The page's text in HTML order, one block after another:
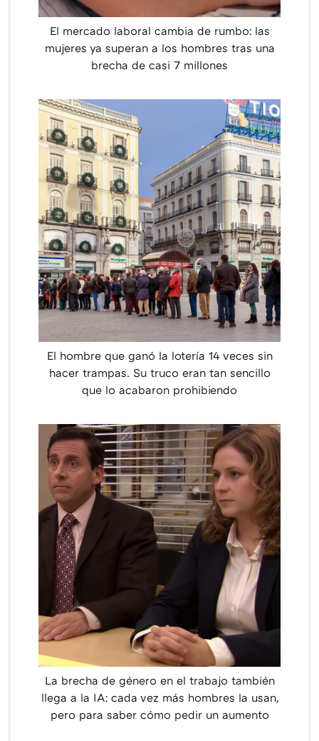
El mercado laboral cambia de rumbo: las
mujeres ya superan a los hombres tras una
brecha de casi 7 millones
El hombre que ganó la lotería 14 veces sin
hacer trampas. Su truco eran tan sencillo
que lo acabaron prohibiendo
La brecha de género en el trabajo también
llega a la IA: cada vez más hombres la usan,
pero para saber cómo pedir un aumento